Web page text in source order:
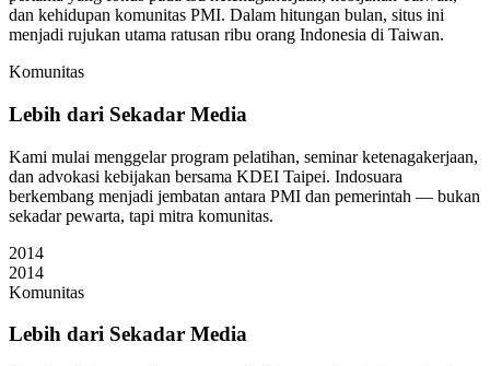
dan kehidupan komunitas PMI. Dalam hitungan bulan, situs ini
menjadi rujukan utama ratusan ribu orang Indonesia di Taiwan.
Komunitas
Lebih dari Sekadar Media
Kami mulai menggelar program pelatihan, seminar ketenagakerjaan,
dan advokasi kebijakan bersama KDEI Taipei. Indosuara
berkembang menjadi jembatan antara PMI dan pemerintah — bukan
sekadar pewarta, tapi mitra komunitas.
2014
2014
Komunitas
Lebih dari Sekadar Media